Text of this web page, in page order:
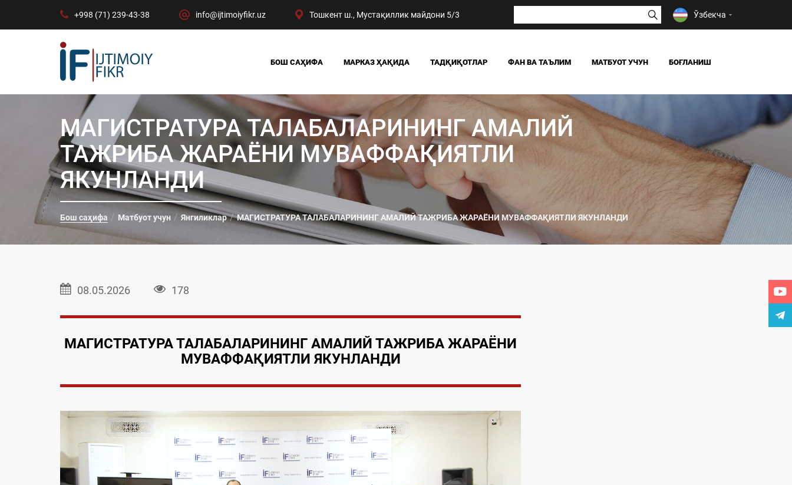
+998 (71) 239-43-38 info@ijtimoiyfikr.uz Тошкент ш., Мустақиллик майдони 5/3 Ўзбекча
БОШ САҲИФА МАРКАЗ ҲАҚИДА
БИЗНИНГ ЮТУҚЛАРИМИЗ
РАҲБАРИЯТ
МАРКАЗ ТУЗИЛМАСИ
ТАДҚИҚОТЛАР
ЖАМИЯТ
СИЁСАТ ВА ҲУҚУҚ
ИҚТИСОДИЁТ
DIGITAL СОЦИОЛОГИЯ
ФАН ВА ТАЪЛИМ МАТБУОТ УЧУН
ЯНГИЛИКЛАР
БОҒЛАНИШ
МАГИСТРАТУРА ТАЛАБАЛАРИНИНГ АМАЛИЙ
ТАЖРИБА ЖАРАЁНИ МУВАФФАҚИЯТЛИ
ЯКУНЛАНДИ
Бош саҳифа Матбуот учун Янгиликлар МАГИСТРАТУРА ТАЛАБАЛАРИНИНГ АМАЛИЙ ТАЖРИБА ЖАРАЁНИ МУВАФФАҚИЯТЛИ ЯКУНЛАНДИ
08.05.2026 178
МАГИСТРАТУРА ТАЛАБАЛАРИНИНГ АМАЛИЙ ТАЖРИБА ЖАРАЁНИ
МУВАФФАҚИЯТЛИ ЯКУНЛАНДИ